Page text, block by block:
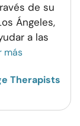
de su
Ángeles,
a las
más
Therapists